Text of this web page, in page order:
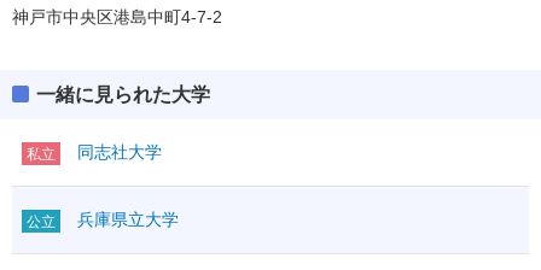
神戸市中央区港島中町4-7-2
一緒に見られた大学
私立 同志社大学
公立 兵庫県立大学